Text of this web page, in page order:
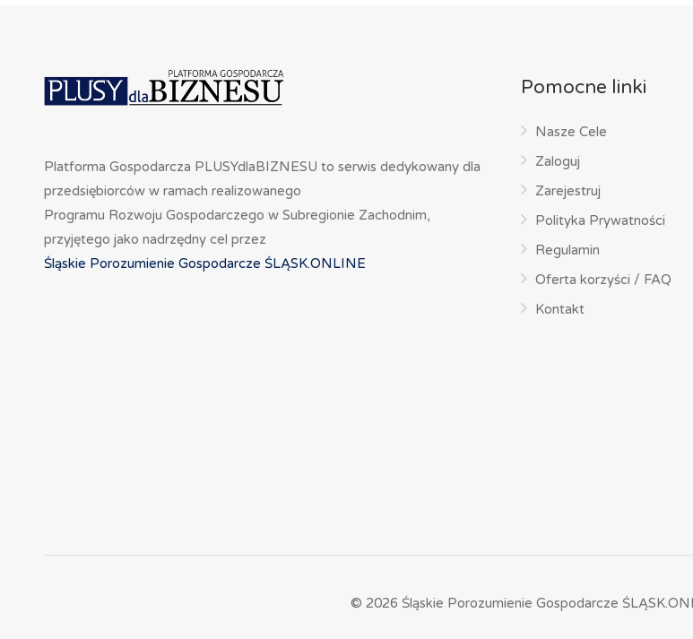
Platforma Gospodarcza PLUSYdlaBIZNESU to serwis dedykowany dla
przedsiębiorców w ramach realizowanego
Programu Rozwoju Gospodarczego w Subregionie Zachodnim,
przyjętego jako nadrzędny cel przez
Śląskie Porozumienie Gospodarcze ŚLĄSK.ONLINE
Pomocne linki
Nasze Cele
Zaloguj
Zarejestruj
Polityka Prywatności
Regulamin
Oferta korzyści / FAQ
Kontakt
© 2026 Śląskie Porozumienie Gospodarcze